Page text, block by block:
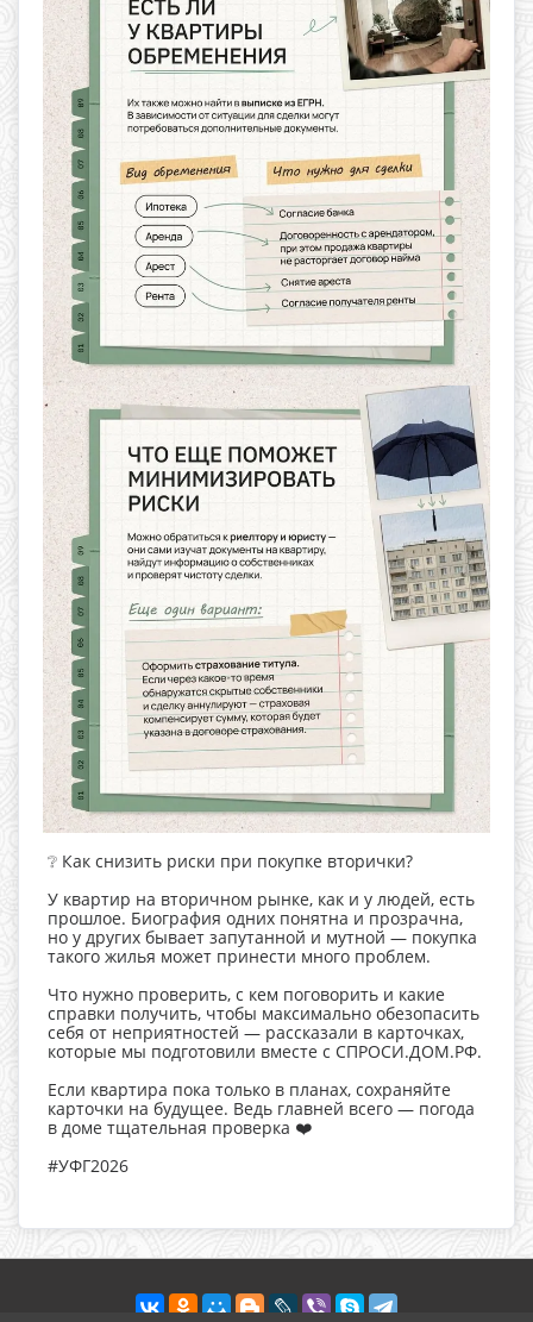
❔ Как снизить риски при покупке вторички?
У квартир на вторичном рынке, как и у людей, есть
прошлое. Биография одних понятна и прозрачна,
но у других бывает запутанной и мутной — покупка
такого жилья может принести много проблем.
Что нужно проверить, с кем поговорить и какие
справки получить, чтобы максимально обезопасить
себя от неприятностей — рассказали в карточках,
которые мы подготовили вместе с СПРОСИ.ДОМ.РФ.
Если квартира пока только в планах, сохраняйте
карточки на будущее. Ведь главней всего — погода
в доме тщательная проверка ❤️
#УФГ2026